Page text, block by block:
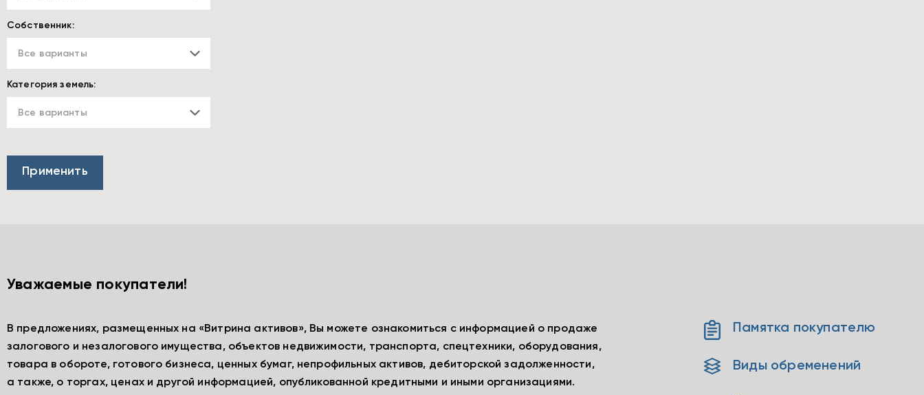
Собственник:
Все варианты
Категория земель:
Все варианты
Уважаемые покупатели!
В предложениях, размещенных на «Витрина активов», Вы можете ознакомиться с информацией о продаже
залогового и незалогового имущества, объектов недвижимости, транспорта, спецтехники, оборудования,
товара в обороте, готового бизнеса, ценных бумаг, непрофильных активов, дебиторской задолженности,
а также, о торгах, ценах и другой информацией, опубликованной кредитными и иными организациями.
Памятка покупателю
Виды обременений